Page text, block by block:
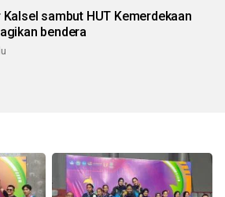
Kalsel sambut HUT Kemerdekaan
bendera